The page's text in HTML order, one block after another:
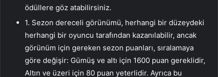
ödüllere göz atabilirsiniz.
1. Sezon dereceli görünümü, herhangi bir düzeydeki
herhangi bir oyuncu tarafından kazanılabilir, ancak
görünüm için gereken sezon puanları, sıralamaya
göre değişir: Gümüş ve altı için 1600 puan gereklidir,
Altın ve üzeri için 80 puan yeterlidir. Ayrıca bu